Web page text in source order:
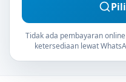
Tidak ada pembayaran
ketersediaan lewat